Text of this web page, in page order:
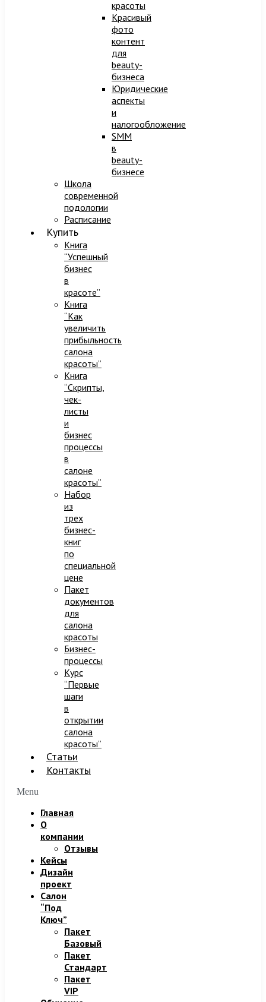
красоты
Красивый
фото
контент
для
beauty-
бизнеса
Юридические
аспекты
и
налогообложение
SMM
в
beauty-
бизнесе
Школа
современной
подологии
Расписание
Купить
Книга
“Успешный
бизнес
в
красоте”
Книга
“Как
увеличить
прибыльность
салона
красоты”
Книга
“Скрипты,
чек-
листы
и
бизнес
процессы
в
салоне
красоты”
Набор
из
трех
бизнес-
книг
по
специальной
цене
Пакет
документов
для
салона
красоты
Бизнес-
процессы
Курс
“Первые
шаги
в
открытии
салона
красоты”
Статьи
Контакты
Menu
Главная
О
компании
Отзывы
Кейсы
Дизайн
проект
Салон
“Под
Ключ”
Пакет
Базовый
Пакет
Стандарт
Пакет
VIP